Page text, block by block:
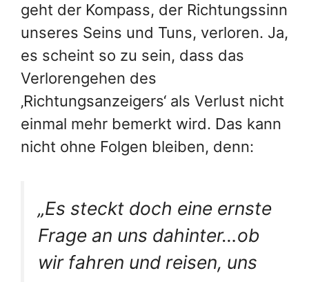
geht der Kompass, der Richtungssinn
unseres Seins und Tuns, verloren. Ja,
es scheint so zu sein, dass das
Verlorengehen des
‚Richtungsanzeigers‘ als Verlust nicht
einmal mehr bemerkt wird. Das kann
nicht ohne Folgen bleiben, denn:
„Es steckt doch eine ernste
Frage an uns dahinter…ob
wir fahren und reisen, uns